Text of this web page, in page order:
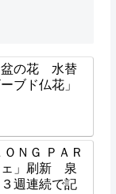
盆の花 水替
ブド仏花」
ＮＧ ＰＡＲ
ェ」刷新 泉
週連続で記